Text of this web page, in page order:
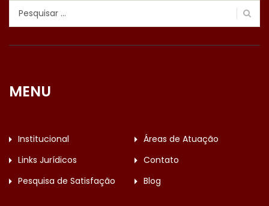
Pesquisar
MENU
Institucional
Áreas de Atuação
Links Jurídicos
Contato
Pesquisa de Satisfação
Blog